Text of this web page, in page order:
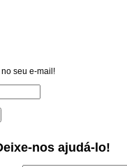
seu e-mail!
nos ajudá-lo!